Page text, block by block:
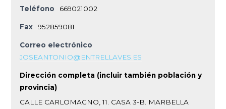
Teléfono 669021002
Fax 952859081
Correo electrónico
JOSEANTONIO@ENTRELLAVES.ES
Dirección completa (incluir también población y
provincia)
CALLE CARLOMAGNO, 11. CASA 3-B. MARBELLA